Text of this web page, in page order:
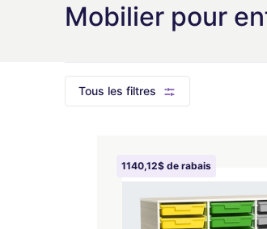
Mobilier pour
Tous les filtres
1140,12$ de rabais